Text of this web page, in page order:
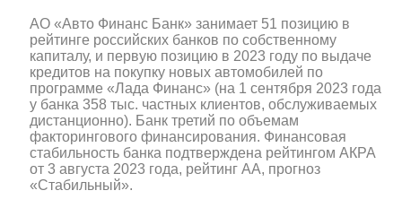
АО «Авто Финанс Банк» занимает 51 позицию в
рейтинге российских банков по собственному
капиталу, и первую позицию в 2023 году по выдаче
кредитов на покупку новых автомобилей по
программе «Лада Финанс» (на 1 сентября 2023 года
у банка 358 тыс. частных клиентов, обслуживаемых
дистанционно). Банк третий по объемам
факторингового финансирования. Финансовая
стабильность банка подтверждена рейтингом АКРА
от 3 августа 2023 года, рейтинг АА, прогноз
«Стабильный».